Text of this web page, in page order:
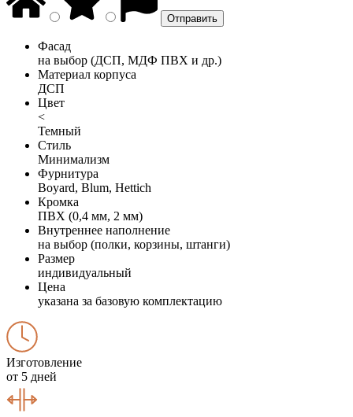
Фасад
на выбор (ДСП, МДФ ПВХ и др.)
Материал корпуса
ДСП
Цвет
<
Темный
Стиль
Минимализм
Фурнитура
Boyard, Blum, Hettich
Кромка
ПВХ (0,4 мм, 2 мм)
Внутреннее наполнение
на выбор (полки, корзины, штанги)
Размер
индивидуальный
Цена
указана за базовую комплектацию
Изготовление
от 5 дней